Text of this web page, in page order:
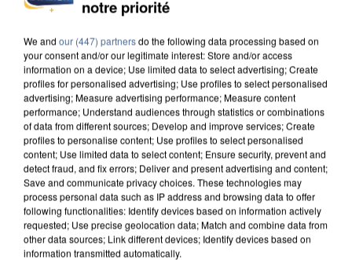
DE SOLIDARITÉ AVEC LES...
notre priorité
We and our (447) partnersdo the following data processing based on
your consent and/or our legitimate interest: Store and/or access
information on a device; Use limited data to select advertising; Create
profiles for personalised advertising; Use profiles to select personalised
advertising; Measure advertising performance; Measure content
performance; Understand audiences through statistics or combinations
of data from different sources; Develop and improve services; Create
profiles to personalise content; Use profiles to select personalised
content; Use limited data to select content; Ensure security, prevent and
detect fraud, and fix errors; Deliver and present advertising and content;
Save and communicate privacy choices. These technologies may
process personal data such as IP address and browsing data to offer
following functionalities: Identify devices based on information actively
requested; Use precise geolocation data; Match and combine data from
other data sources; Link different devices; Identify devices based on
information transmitted automatically.